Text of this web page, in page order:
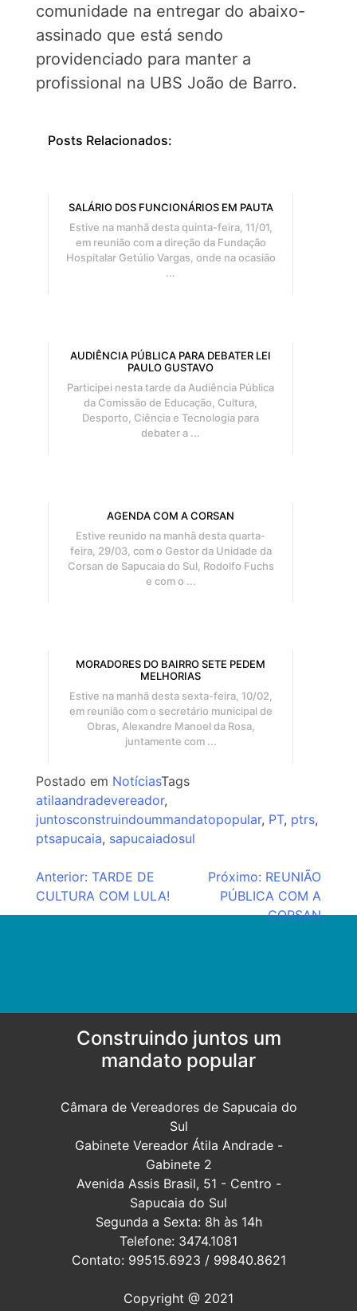
comunidade na entregar do abaixo-
assinado que está sendo
providenciado para manter a
profissional na UBS João de Barro.
Posts Relacionados:
SALÁRIO DOS FUNCIONÁRIOS EM PAUTA
Estive na manhã desta quinta-feira, 11/01,
em reunião com a direção da Fundação
Hospitalar Getúlio Vargas, onde na ocasião
...
AUDIÊNCIA PÚBLICA PARA DEBATER LEI
PAULO GUSTAVO
Participei nesta tarde da Audiência Pública
da Comissão de Educação, Cultura,
Desporto, Ciência e Tecnologia para
debater a ...
AGENDA COM A CORSAN
Estive reunido na manhã desta quarta-
feira, 29/03, com o Gestor da Unidade da
Corsan de Sapucaia do Sul, Rodolfo Fuchs
e com o ...
MORADORES DO BAIRRO SETE PEDEM
MELHORIAS
Estive na manhã desta sexta-feira, 10/02,
em reunião com o secretário municipal de
Obras, Alexandre Manoel da Rosa,
juntamente com ...
Postado em NotíciasTags
atilaandradevereador,
juntosconstruindoummandatopopular, PT, ptrs,
ptsapucaia, sapucaiadosul
Navegação
de
Anterior: TARDE DE
CULTURA COM LULA!
Próximo: REUNIÃO
PÚBLICA COM A
CORSAN
Construindo juntos um
mandato popular
Câmara de Vereadores de Sapucaia do
Sul
Gabinete Vereador Átila Andrade -
Gabinete 2
Avenida Assis Brasil, 51 - Centro -
Sapucaia do Sul
Segunda a Sexta: 8h às 14h
Telefone: 3474.1081
Contato: 99515.6923 / 99840.8621
Copyright @ 2021